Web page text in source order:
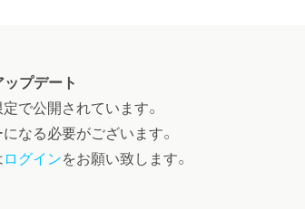
プデート
で公開されています。
なる必要がございます。
ログインをお願い致します。